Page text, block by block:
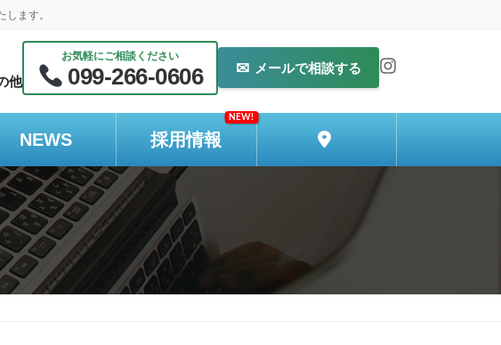
します。
他
お気軽にご相談ください
099-266-0606 ✉ メールで相談する
NEWS 採用情報